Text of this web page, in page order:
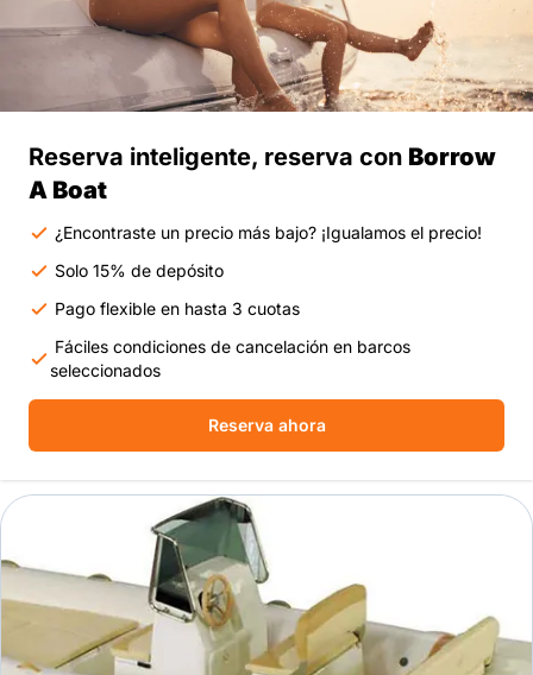
Reserva inteligente, reserva con Borrow
A Boat
¿Encontraste un precio más bajo? ¡Igualamos el precio!
Solo 15% de depósito
Pago flexible en hasta 3 cuotas
Fáciles condiciones de cancelación en barcos
seleccionados
Reserva ahora